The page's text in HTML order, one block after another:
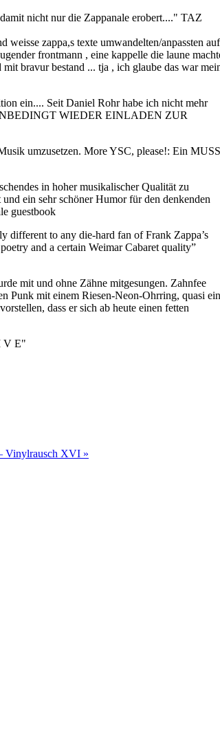
nicht nur die Zappanale erobert...." TAZ
zappa,s texte umwandelten/anpassten auf
frontmann , eine kappelle die laune
bravur bestand ... tja , ich glaube das war
ein.... Seit Daniel Rohr habe ich nicht mehr
WIEDER EINLADEN ZUR
umzusetzen. More YSC, please!: Ein MUSS
in hoher musikalischer Qualität zu
ein sehr schöner Humor für den denkenden
guestbook
different to any die-hard fan of Frank Zappa’s
and a certain Weimar Cabaret quality”
mit und ohne Zähne mitgesungen. Zahnfee
Punk mit einem Riesen-Neon-Ohrring, quasi ein
dass er sich ab heute einen fetten
V E"
Vinylrausch XVI »